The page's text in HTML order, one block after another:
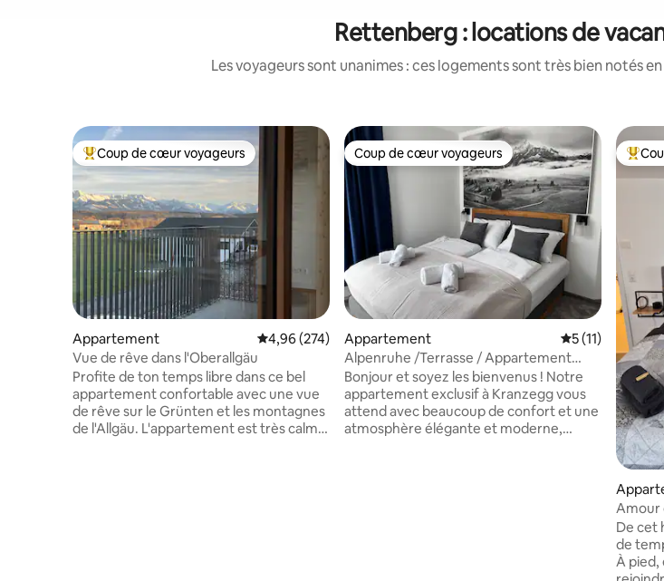
Rettenberg : locations de
Les voyageurs sont unanimes : ces logements sont très bien notés
Coups de cœur voyageurs les plus appréciés
Coup de cœur voyageurs
Appartement Évaluation moyenne sur la base de 274 commentaires : 4,96 sur 5
4,96 (274)
Vue de rêve dans l'Oberallgäu
Profite de ton temps libre dans ce bel
appartement confortable avec une vue
de rêve sur le Grünten et les montagnes
de l'Allgäu. L'appartement est très calme,
Coup de cœur voyageurs
Coup de cœur voyageurs
Appartement Évaluation
5 (11)
Alpenruhe /Terrasse / Appartement
élégant pour 6 personnes
Bonjour et soyez les bienvenus ! Notre
appartement exclusif à Kranzegg vous
attend avec beaucoup de confort et une
atmosphère élégante et moderne,
Amour
De cet
de
À pied,